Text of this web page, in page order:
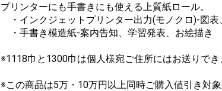
プリンターにも手書きにも使える上質紙ロール。
・インクジェットプリンター出力(モノクロ)-図
・手書き模造紙-案内告知、学習発表、お絵描き
※1118巾と1300巾は個人様宛ご住所にはお送りでき
※この商品は5万・10万円以上同時ご購入値引き対象